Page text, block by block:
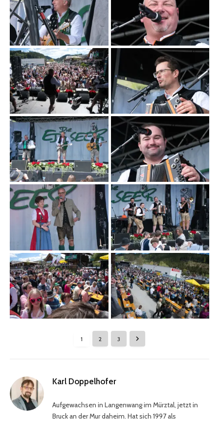
1 2 3
Karl Doppelhofer
Aufgewachsen in Langenwang im Mürztal, jetzt in
Bruck an der Mur daheim. Hat sich 1997 als